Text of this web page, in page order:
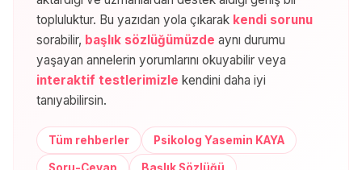
topluluktur. Bu yazıdan yola çıkarak kendi sorunu
sorabilir, başlık sözlüğümüzde aynı durumu
yaşayan annelerin yorumlarını okuyabilir veya
interaktif testlerimizle kendini daha iyi
tanıyabilirsin.
Tüm rehberler Psikolog Yasemin KAYA
Soru-Cevap Başlık Sözlüğü